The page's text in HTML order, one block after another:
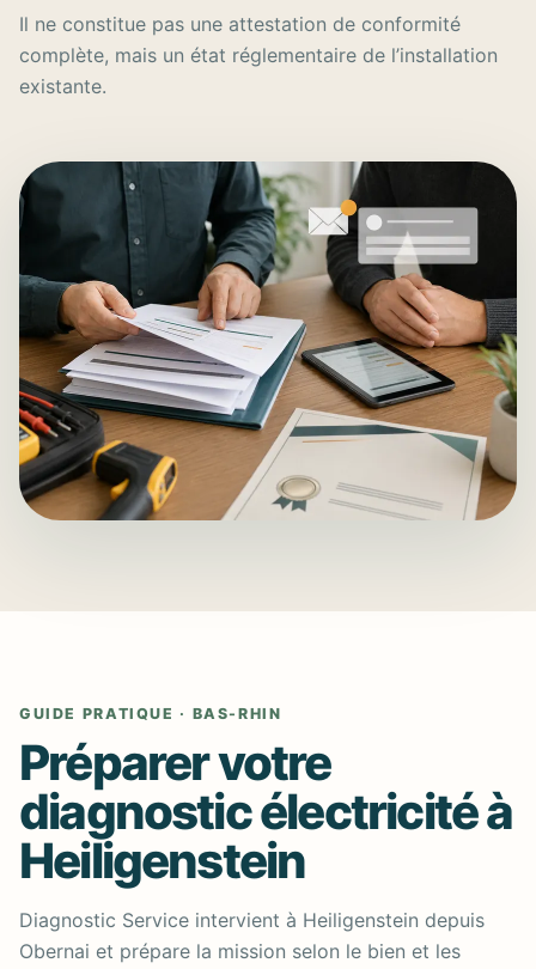
Il ne constitue pas une attestation de conformité
complète, mais un état réglementaire de l’installation
existante.
GUIDE PRATIQUE · BAS-RHIN
Préparer votre
diagnostic électricité à
Heiligenstein
Diagnostic Service intervient à Heiligenstein depuis
Obernai et prépare la mission selon le bien et les